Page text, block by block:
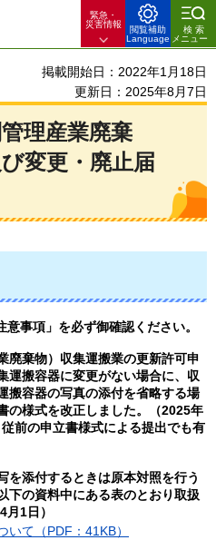
緊急・
災害情報
閲覧補助
Language
検索
メニュー
掲載開始日：2022年1月18日
更新日：2025年8月7日
理産業廃棄
変更・廃止届
事項」を必ず御確認ください。
廃棄物）収集運搬業の更新許可申
運搬容器に変更がない場合に、収
搬容器の写真の添付を省略する場
の様式を改正しました。（2025年
前の申立書様式による提出でも有
を添付するときは原本対照を行う
下の資料中にある表のとおり取扱
1日）
いて（PDF：41KB）